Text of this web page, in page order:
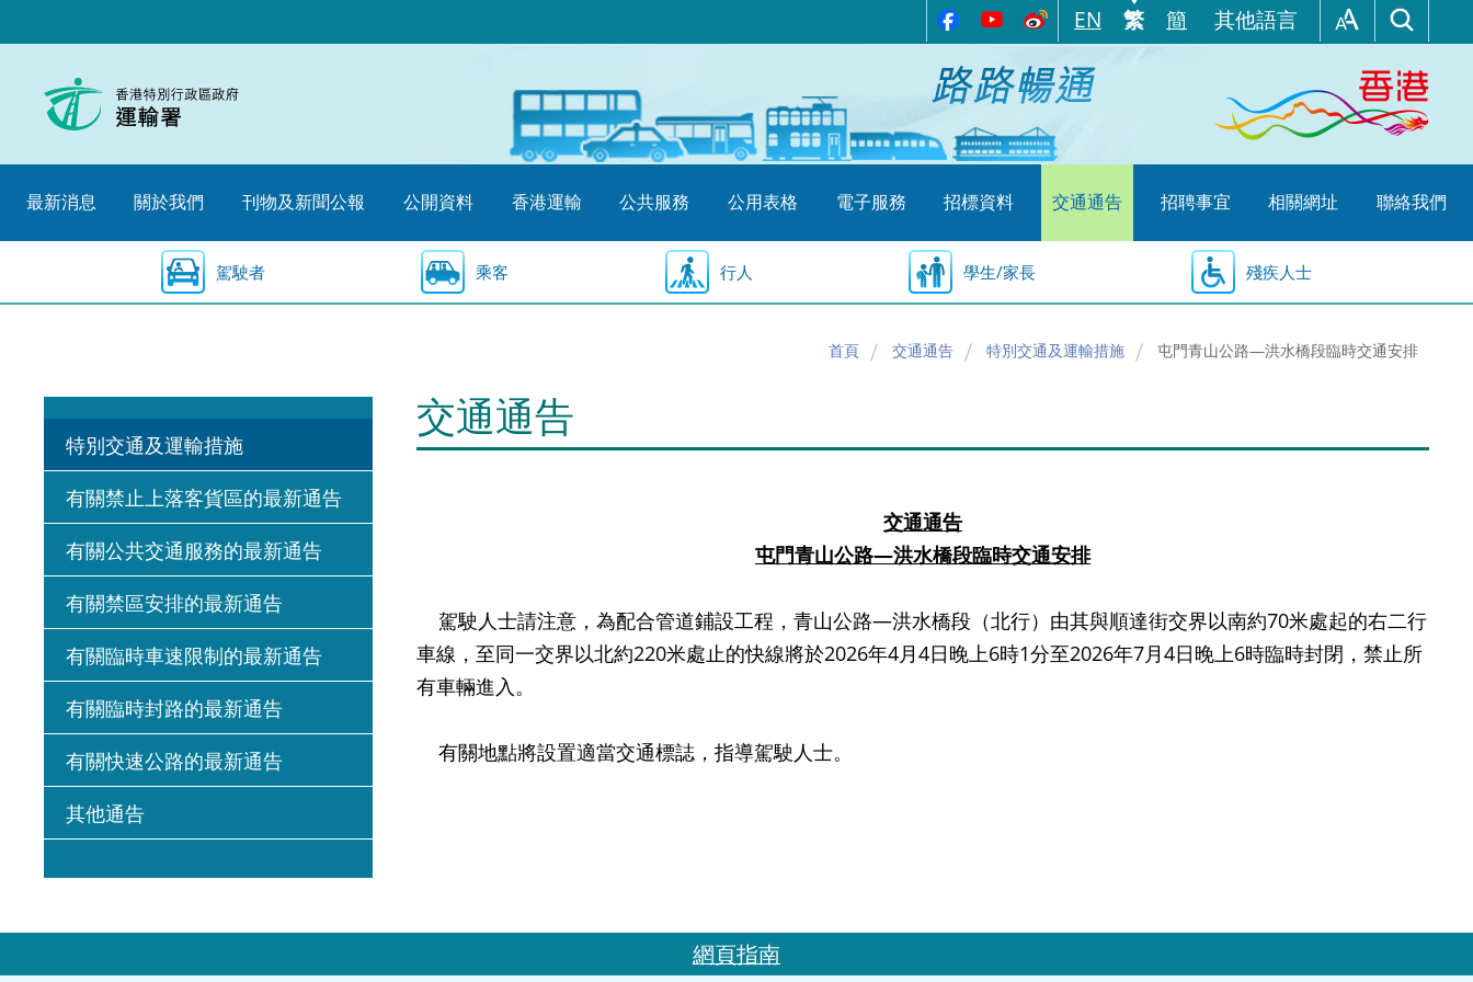
至
始
EN 繁 簡 其他語言
最新消息 關於我們 刊物及新聞公報 公開資料 香港運輸 公共服務 公用表格 電子服務 招標資料 交通通告 招聘事宜 相關網址 聯絡我們
駕駛者 乘客 行人 學生/家長 殘疾人士
首頁 交通通告 特別交通及運輸措施 屯門青山公路—洪水橋段臨時交通安排
特別交通及運輸措施
有關禁止上落客貨區的最新通告
有關公共交通服務的最新通告
有關禁區安排的最新通告
有關臨時車速限制的最新通告
有關臨時封路的最新通告
有關快速公路的最新通告
其他通告
交通通告
交通通告
屯門青山公路—洪水橋段臨時交通安排
駕駛人士請注意，為配合管道鋪設工程，青山公路—洪水橋段（北行）由其與順達街交界以南約70米處起的右二行
車線，至同一交界以北約220米處止的快線將於2026年4月4日晚上6時1分至2026年7月4日晚上6時臨時封閉，禁止所
有車輛進入。
有關地點將設置適當交通標誌，指導駕駛人士。
網頁指南